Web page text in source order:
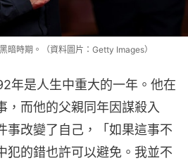
暗時期。（資料圖片：Getty Images）
年是人生中重大的一年。他在
，而他的父親同年因謀殺入
事改變了自己，「如果這事不
犯的錯也許可以避免。我並不